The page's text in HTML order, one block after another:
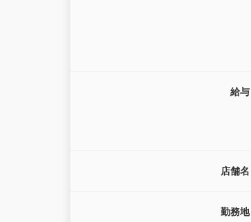
給与
店舗名
勤務地